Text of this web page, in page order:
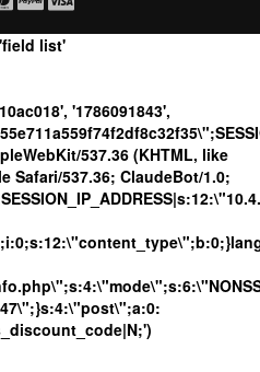
list'
'1786091843',
537.36 (KHTML, like
Safari/537.36; ClaudeBot/1.0;